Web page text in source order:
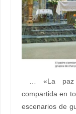
… «La paz
compartida en
escenarios de